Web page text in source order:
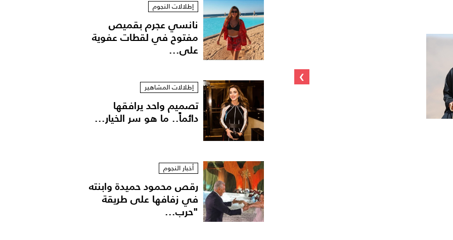
›
إطلالات النجوم
نانسي عجرم بقميص
مفتوح في لقطات عفوية
على...
إطلالات المشاهير
تصميم واحد يرافقها
دائماً.. ما هو سر الخيار...
أخبار النجوم
رقص محمود حميدة وابنته
في زفافها على طريقة
"حرب...